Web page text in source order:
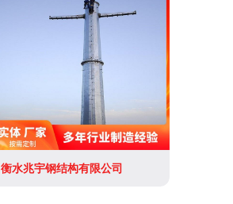
衡水兆宇钢结构有限公司